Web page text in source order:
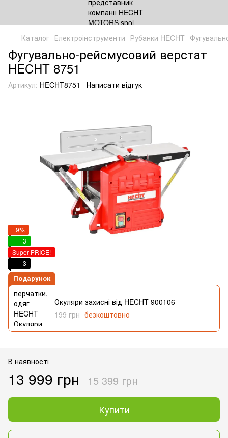
Каталог Електроінструменти Рубанки HECHT
Фугувально-рейсмусовий верстат
HECHT 8751
Артикул: HECHT8751 Написати відгук
−9%
3
Super PRICE!
3
Подарунок
Окуляри захисні від HECHT 900106
199 грн безкоштовно
В наявності
13 999 грн 15 399 грн
Купити